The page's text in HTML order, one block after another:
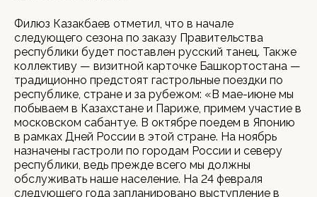
Филюз Казакбаев отметил, что в начале
следующего сезона по заказу Правительства
республики будет поставлен русский танец. Также
коллективу — визитной карточке Башкортостана —
традиционно предстоят гастрольные поездки по
республике, стране и за рубежом: «В мае-июне мы
побываем в Казахстане и Париже, примем участие в
московском сабантуе. В октябре поедем в Японию
в рамках Дней России в этой стране. На ноябрь
назначены гастроли по городам России и северу
республики, ведь прежде всего мы должны
обслуживать наше население. На 24 февраля
следующего года запланировано выступление в